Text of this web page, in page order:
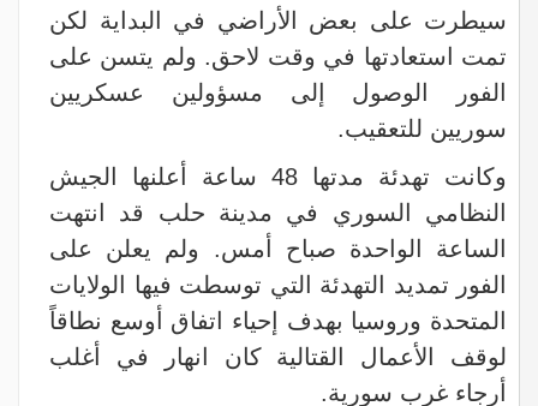
سيطرت على بعض الأراضي في البداية لكن
تمت استعادتها في وقت لاحق. ولم يتسن على
الفور الوصول إلى مسؤولين عسكريين
سوريين للتعقيب.
وكانت تهدئة مدتها 48 ساعة أعلنها الجيش
النظامي السوري في مدينة حلب قد انتهت
الساعة الواحدة صباح أمس. ولم يعلن على
الفور تمديد التهدئة التي توسطت فيها الولايات
المتحدة وروسيا بهدف إحياء اتفاق أوسع نطاقاً
لوقف الأعمال القتالية كان انهار في أغلب
أرجاء غرب سورية.